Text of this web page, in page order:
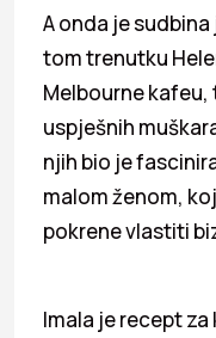
A onda je
tom trenutku
Melbourne
uspješnih
njih bio je
malom ženom,
pokrene vlastiti
Imala je recept